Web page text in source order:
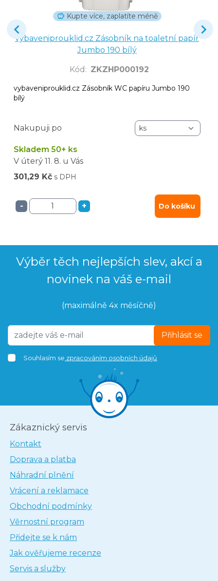
Kupte více, zaplatíte méně
vybaveniprouklid.cz Zásobník na toaletní papír
Jumbo 190 bílý
Kód : ZKZHP000192
vybaveniprouklid.cz Zásobník WC papíru Jumbo 190
bílý
Nakupuji po
Skladem 50+ ks
V úterý 11. 8. u Vás
301,29 Kč s DPH
- + Do košíku
Výběr těch nejlepších slev, akcí a
novinek na váš e-mail
(maximálně 4x měsíčně)
Přihlásit se
Souhlasím se zpracováním osobních údajů
Zákaznický servis
Kontakt
Doprava a platba
Náhradní plnění
Vrácení a reklamace
Obchodní podmínky
Věrnostní program
Přidejte se k nám
Jak ověřujeme recenze
Servis a služby